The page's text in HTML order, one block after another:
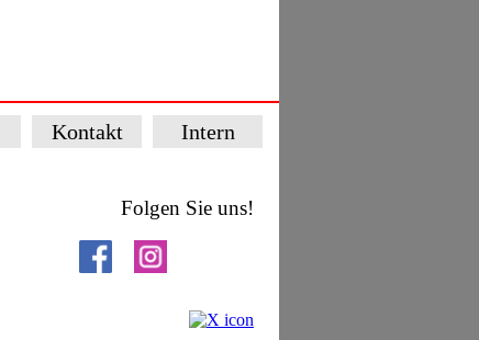
Kontakt Intern
Folgen Sie uns!